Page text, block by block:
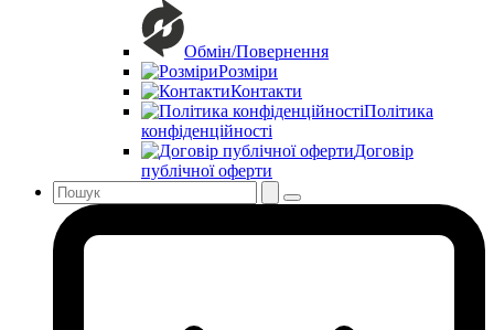
Обмін/Повернення
Розміри
Контакти
Політика
конфіденційності
Договір
публічної оферти